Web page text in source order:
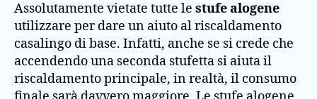
Assolutamente vietate tutte le stufe alogene
utilizzare per dare un aiuto al riscaldamento
casalingo di base. Infatti, anche se si crede che
accendendo una seconda stufetta si aiuta il
riscaldamento principale, in realtà, il consumo